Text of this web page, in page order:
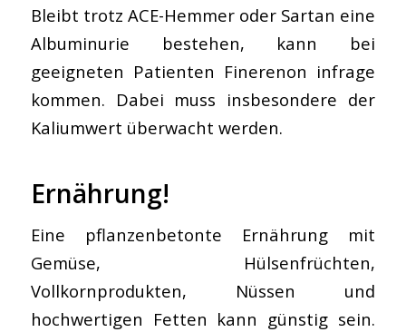
Bleibt trotz ACE-Hemmer oder Sartan eine
Albuminurie bestehen, kann bei
geeigneten Patienten Finerenon infrage
kommen. Dabei muss insbesondere der
Kaliumwert überwacht werden.
Ernährung!
Eine pflanzenbetonte Ernährung mit
Gemüse, Hülsenfrüchten,
Vollkornprodukten, Nüssen und
hochwertigen Fetten kann günstig sein.